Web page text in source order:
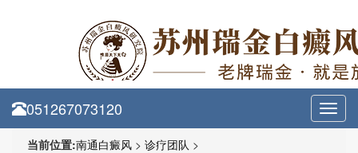
051267073120
当前位置:南通白癜风 > 诊疗团队 >